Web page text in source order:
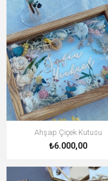
Ahşap Çiçek Kutusu
₺6.000,00